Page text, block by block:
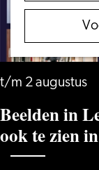
t/m 2 augustus
Beelden in
ook te zien